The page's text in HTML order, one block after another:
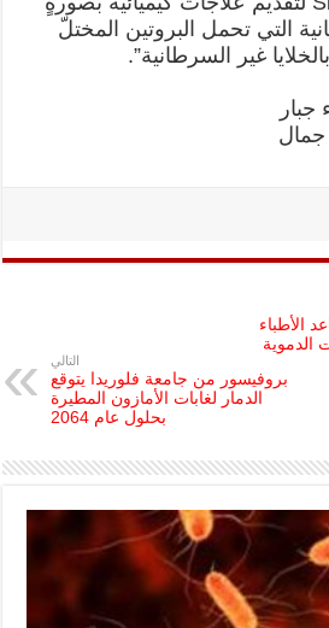
التي تحمل البروتين المختلّ
غير السرطانية”.
جمال
الأطباء
التالي
بروفيسور من جامعة فلوريدا يتوقع
الدمار لغابات الأمازون المطيرة
بحلول عام 2064